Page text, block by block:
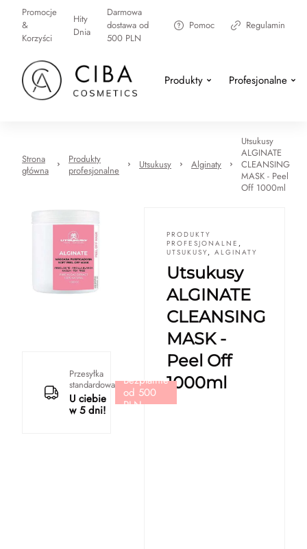
Promocje
&
Korzyści
Hity
Dnia
Darmowa
dostawa od
500 PLN
Pomoc Regulamin
Produkty Profesjonalne
Strona
główna
Produkty
profesjonalne
Utsukusy Alginaty
Utsukusy
ALGINATE
CLEANSING
MASK - Peel
Off 1000ml
Przesyłka
standardowa
U ciebie
w 5 dni!
Bezpłatnie
od 500
PLN
PRODUKTY
PROFESJONALNE ,
UTSUKUSY, ALGINATY
Utsukusy
ALGINATE
CLEANSING
MASK -
Peel Off
1000ml